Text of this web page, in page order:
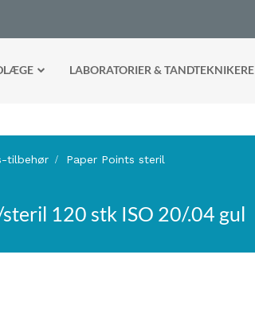
LABORATORIER & TANDTEKNIKERE
tilbehør Paper Points steril
120 stk ISO 20/.04 gul